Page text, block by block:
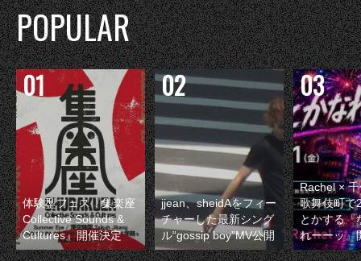
POPULAR
体験型フェス『集楽座
Collective Sounds &
Cultures』開催決定
jjean、sheidAをフィー
チャーした最新シング
ル“gossip boy”MV公開
Rachel ×
歌舞伎町で
とかする『
れーーッ』